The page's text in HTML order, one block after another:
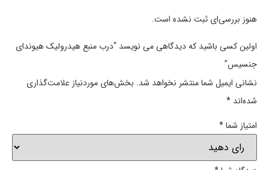
هنوز بررسی‌ای ثبت نشده است.
اولین کسی باشید که دیدگاهی می نویسد “درب منبع هیدرولیک هیوندای
جنسیس”
نشانی ایمیل شما منتشر نخواهد شد. بخش‌های موردنیاز علامت‌گذاری
شده‌اند *
امتیاز شما*